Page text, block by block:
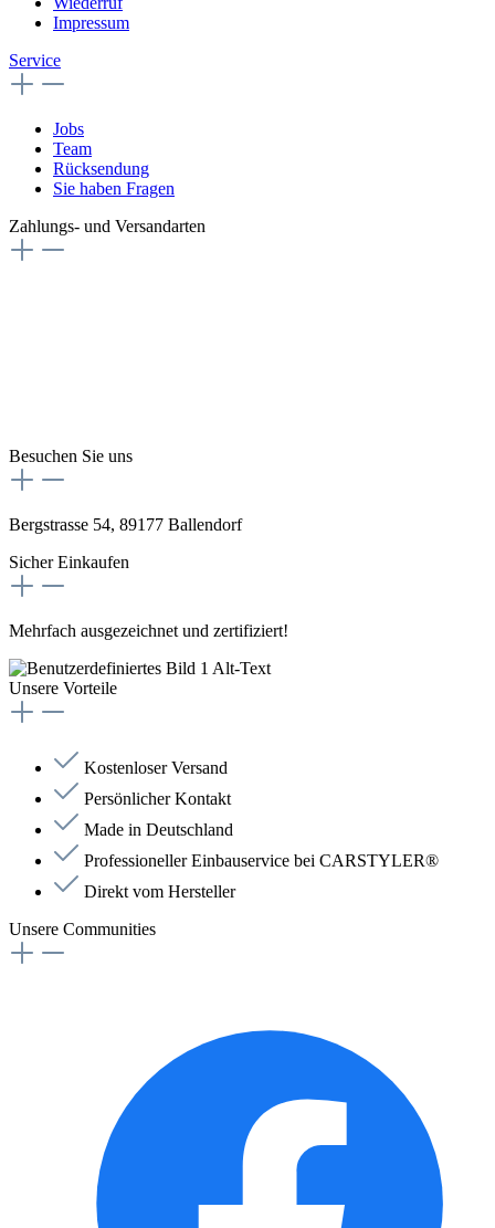
Impressum
Service
Jobs
Team
Rücksendung
Sie haben Fragen
Zahlungs- und Versandarten
Besuchen Sie uns
Bergstrasse 54, 89177 Ballendorf
Sicher Einkaufen
Mehrfach ausgezeichnet und zertifiziert!
Unsere Vorteile
Kostenloser Versand
Persönlicher Kontakt
Made in Deutschland
Professioneller Einbauservice bei CARSTYLER®
Direkt vom Hersteller
Unsere Communities